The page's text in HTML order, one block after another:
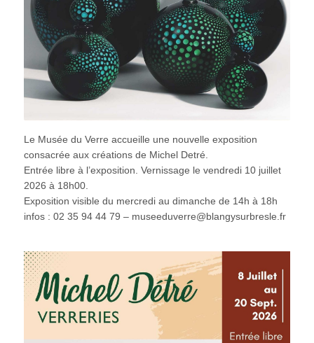
Le Musée du Verre accueille une nouvelle exposition
consacrée aux créations de Michel Detré.
Entrée libre à l’exposition. Vernissage le vendredi 10 juillet
2026 à 18h00.
Exposition visible du mercredi au dimanche de 14h à 18h
infos : 02 35 94 44 79 – museeduverre@blangysurbresle.fr